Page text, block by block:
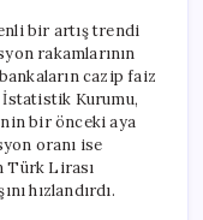
bir artış trendi
rakamlarının
cazip faiz
Kurumu,
bir önceki aya
oranı ise
Türk Lirası
hızlandırdı.